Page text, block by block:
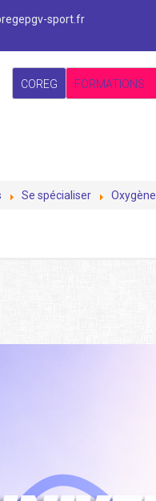
sport.fr
COREG FORMATIONS
Se spécialiser Oxygène